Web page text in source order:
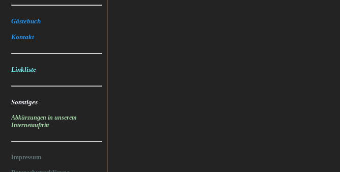
Gästebuch
Kontakt
Linkliste
Sonstiges
Abkürzungen in unserem
Internetauftritt
Impressum